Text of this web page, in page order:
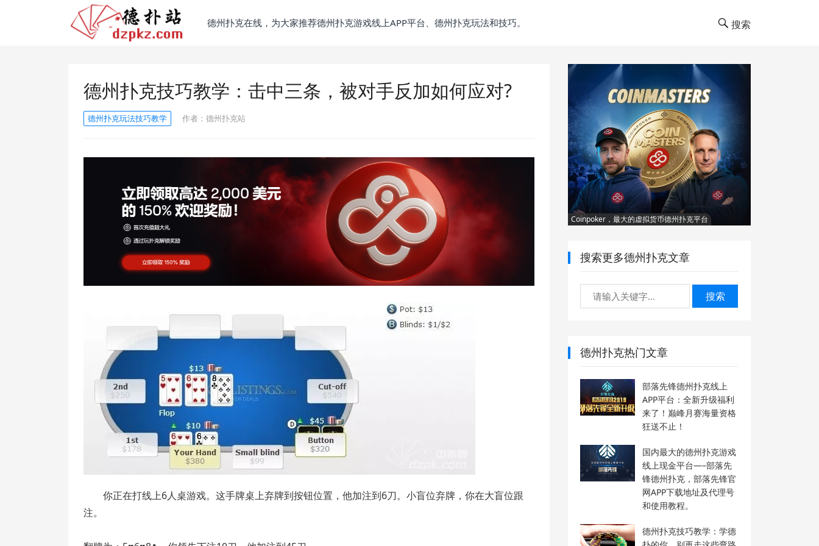
德州扑克在线，为大家推荐德州扑克游戏线上APP平台、德州扑克玩法和技巧。 搜索
德州扑克技巧教学：击中三条，被对手反加如何应对?
德州扑克玩法技巧教学 作者： 德州扑克站
你正在打线上6人桌游戏。这手牌桌上弃牌到按钮位置，他加注到6刀。小盲位弃牌，你在大盲位跟
注。
Coinpoker，最大的虚拟货币德州扑克平台
搜索更多德州扑克文章
搜索
德州扑克热门文章
部落先锋德州扑克线上
APP平台：全新升级福利
来了！巅峰月赛海量资格
狂送不止！
国内最大的德州扑克游戏
线上现金平台—–部落先
锋德州扑克，部落先锋官
网APP下载地址及代理号
和使用教程。
德州扑克技巧教学：学德